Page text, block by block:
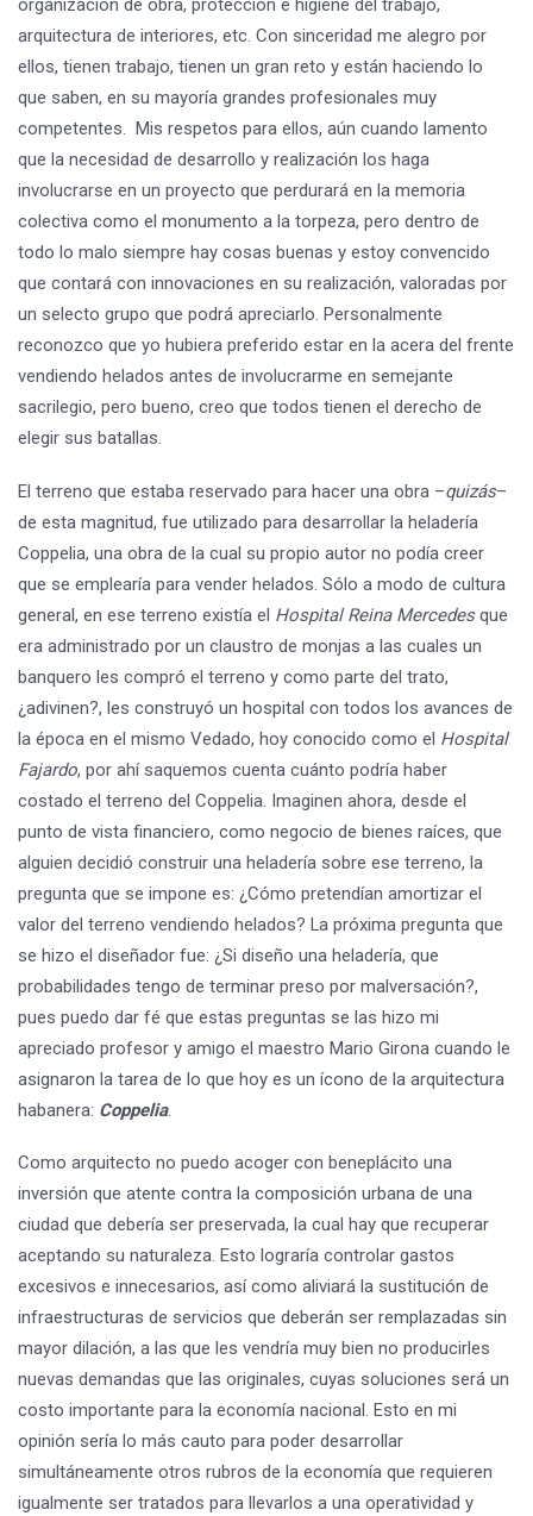
organización de obra, protección e higiene del trabajo,
arquitectura de interiores, etc. Con sinceridad me alegro por
ellos, tienen trabajo, tienen un gran reto y están haciendo lo
que saben, en su mayoría grandes profesionales muy
competentes. Mis respetos para ellos, aún cuando lamento
que la necesidad de desarrollo y realización los haga
involucrarse en un proyecto que perdurará en la memoria
colectiva como el monumento a la torpeza, pero dentro de
todo lo malo siempre hay cosas buenas y estoy convencido
que contará con innovaciones en su realización, valoradas por
un selecto grupo que podrá apreciarlo. Personalmente
reconozco que yo hubiera preferido estar en la acera del frente
vendiendo helados antes de involucrarme en semejante
sacrilegio, pero bueno, creo que todos tienen el derecho de
elegir sus batallas.
El terreno que estaba reservado para hacer una obra –quizás–
de esta magnitud, fue utilizado para desarrollar la heladería
Coppelia, una obra de la cual su propio autor no podía creer
que se emplearía para vender helados. Sólo a modo de cultura
general, en ese terreno existía el Hospital Reina Mercedesque
era administrado por un claustro de monjas a las cuales un
banquero les compró el terreno y como parte del trato,
¿adivinen?, les construyó un hospital con todos los avances de
la época en el mismo Vedado, hoy conocido como el Hospital
Fajardo, por ahí saquemos cuenta cuánto podría haber
costado el terreno del Coppelia. Imaginen ahora, desde el
punto de vista financiero, como negocio de bienes raíces, que
alguien decidió construir una heladería sobre ese terreno, la
pregunta que se impone es: ¿Cómo pretendían amortizar el
valor del terreno vendiendo helados? La próxima pregunta que
se hizo el diseñador fue: ¿Si diseño una heladería, que
probabilidades tengo de terminar preso por malversación?,
pues puedo dar fé que estas preguntas se las hizo mi
apreciado profesor y amigo el maestro Mario Girona cuando le
asignaron la tarea de lo que hoy es un ícono de la arquitectura
habanera: Coppelia.
Como arquitecto no puedo acoger con beneplácito una
inversión que atente contra la composición urbana de una
ciudad que debería ser preservada, la cual hay que recuperar
aceptando su naturaleza. Esto lograría controlar gastos
excesivos e innecesarios, así como aliviará la sustitución de
infraestructuras de servicios que deberán ser remplazadas sin
mayor dilación, a las que les vendría muy bien no producirles
nuevas demandas que las originales, cuyas soluciones será un
costo importante para la economía nacional. Esto en mi
opinión sería lo más cauto para poder desarrollar
simultáneamente otros rubros de la economía que requieren
igualmente ser tratados para llevarlos a una operatividad y